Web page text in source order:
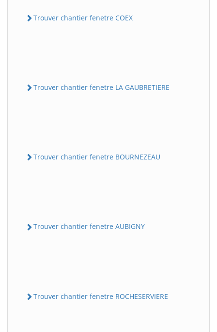
Trouver chantier fenetre COEX
Trouver chantier fenetre LA GAUBRETIERE
Trouver chantier fenetre BOURNEZEAU
Trouver chantier fenetre AUBIGNY
Trouver chantier fenetre ROCHESERVIERE